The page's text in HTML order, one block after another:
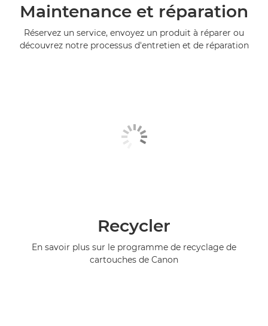
Maintenance et réparation
Réservez un service, envoyez un produit à réparer ou
découvrez notre processus d'entretien et de réparation
Recycler
En savoir plus sur le programme de recyclage de
cartouches de Canon